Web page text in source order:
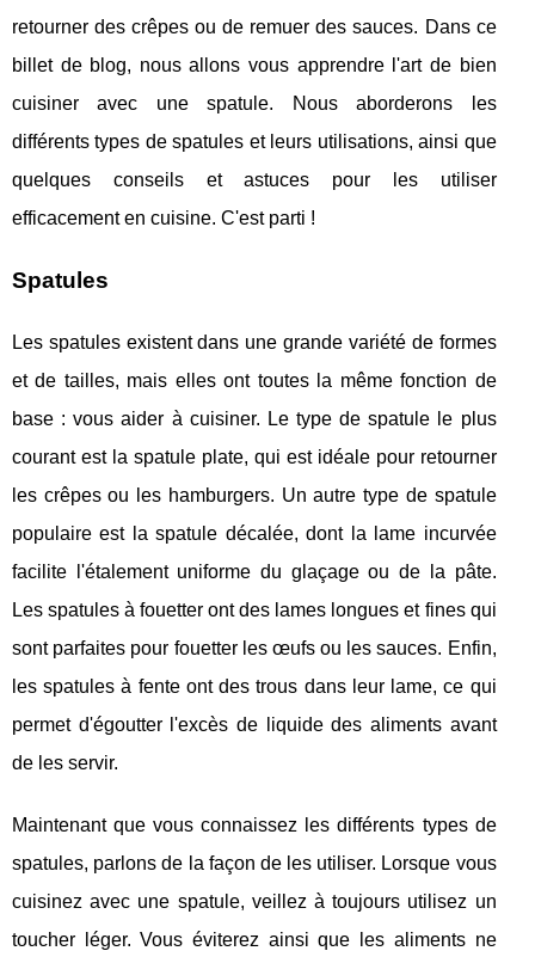
retourner des crêpes ou de remuer des sauces. Dans ce
billet de blog, nous allons vous apprendre l'art de bien
cuisiner avec une spatule. Nous aborderons les
différents types de spatules et leurs utilisations, ainsi que
quelques conseils et astuces pour les utiliser
efficacement en cuisine. C'est parti !
Spatules
Les spatules existent dans une grande variété de formes
et de tailles, mais elles ont toutes la même fonction de
base : vous aider à cuisiner. Le type de spatule le plus
courant est la spatule plate, qui est idéale pour retourner
les crêpes ou les hamburgers. Un autre type de spatule
populaire est la spatule décalée, dont la lame incurvée
facilite l'étalement uniforme du glaçage ou de la pâte.
Les spatules à fouetter ont des lames longues et fines qui
sont parfaites pour fouetter les œufs ou les sauces. Enfin,
les spatules à fente ont des trous dans leur lame, ce qui
permet d'égoutter l'excès de liquide des aliments avant
de les servir.
Maintenant que vous connaissez les différents types de
spatules, parlons de la façon de les utiliser. Lorsque vous
cuisinez avec une spatule, veillez à toujours utilisez un
toucher léger. Vous éviterez ainsi que les aliments ne